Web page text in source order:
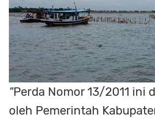
"Perda Nomor 13/2011 ini
oleh Pemerintah